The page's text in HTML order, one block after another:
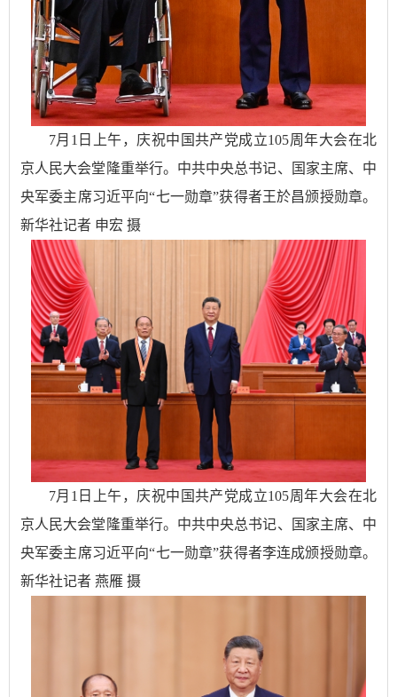
7月1日上午，庆祝中国共产党成立105周年大会在北
京人民大会堂隆重举行。中共中央总书记、国家主席、中
央军委主席习近平向“七一勋章”获得者王於昌颁授勋章。
新华社记者 申宏 摄
7月1日上午，庆祝中国共产党成立105周年大会在北
京人民大会堂隆重举行。中共中央总书记、国家主席、中
央军委主席习近平向“七一勋章”获得者李连成颁授勋章。
新华社记者 燕雁 摄